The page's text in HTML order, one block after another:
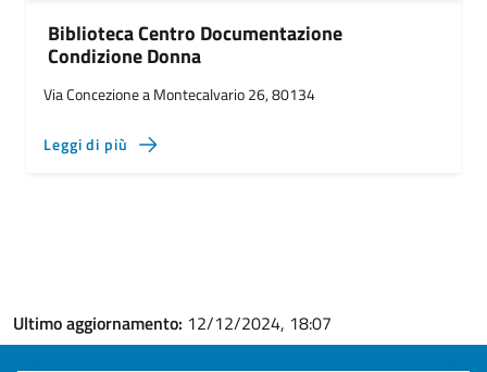
Biblioteca Centro Documentazione
Condizione Donna
Via Concezione a Montecalvario 26, 80134
Leggi di più
Ultimo aggiornamento: 12/12/2024, 18:07